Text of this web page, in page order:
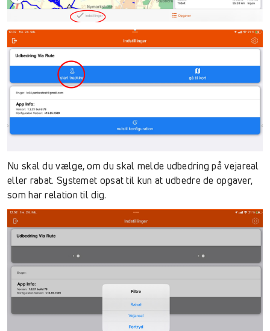
Nu skal du vælge, om du skal melde udbedring på vejareal
eller rabat. Systemet opsat til kun at udbedre de opgaver,
som har relation til dig.